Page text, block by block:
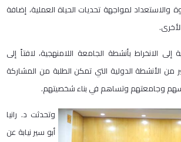
والاستعداد لمواجهة تحديات الحياة العملية، إضافة
الانخراط بأنشطة الجامعة اللامنهجية، لافتاً إلى
من الأنشطة الدولية التي تمكن الطلبة من المشاركة
وجامعتهم وتساهم في بناء شخصيتهم.
وتحدثت د. رانيا
أبو سير نيابة عن